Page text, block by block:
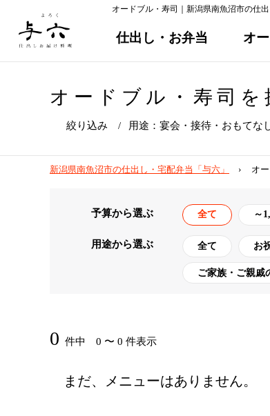
オードブル・寿司｜新潟県南魚沼市の仕
仕出し・お弁当 オ
オードブル・寿司を
絞り込み 用途：宴会・接待・おもてな
新潟県南魚沼市の仕出し・宅配弁当「与六」 オ
予算から選ぶ 全て ～
用途から選ぶ 全て お
ご家族・ご親戚
0 件中 0 〜 0 件表示
まだ、メニューはありません。